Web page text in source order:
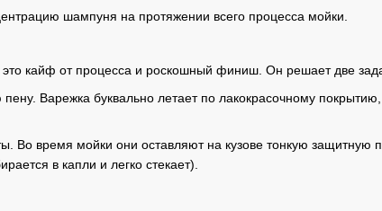
шампуня на протяжении всего процесса мойки.
кайф от процесса и роскошный финиш. Он решает две
пену. Варежка буквально летает по лакокрасочному
Во время мойки они оставляют на кузове тонкую защитную
в капли и легко стекает).